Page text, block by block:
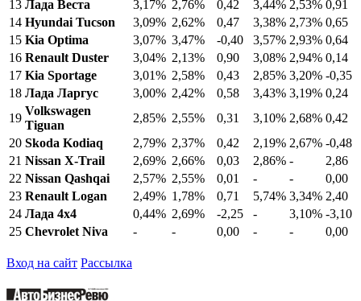
13 Лада Веста 3,17% 2,76% 0,42 3,44% 2,53% 0,91
14 Hyundai Tucson 3,09% 2,62% 0,47 3,38% 2,73% 0,65
15 Kia Optima 3,07% 3,47% -0,40 3,57% 2,93% 0,64
16 Renault Duster 3,04% 2,13% 0,90 3,08% 2,94% 0,14
17 Kia Sportage 3,01% 2,58% 0,43 2,85% 3,20% -0,35
18 Лада Ларгус 3,00% 2,42% 0,58 3,43% 3,19% 0,24
19
Volkswagen
Tiguan
2,85% 2,55% 0,31 3,10% 2,68% 0,42
20 Skoda Kodiaq 2,79% 2,37% 0,42 2,19% 2,67% -0,48
21 Nissan X-Trail 2,69% 2,66% 0,03 2,86% -
2,86
22 Nissan Qashqai 2,57% 2,55% 0,01 - -
0,00
23 Renault Logan 2,49% 1,78% 0,71 5,74% 3,34% 2,40
24 Лада 4x4 0,44% 2,69% -2,25 - 3,10% -3,10
25 Chevrolet Niva - - 0,00 - - 0,00
Вход на сайт Рассылка